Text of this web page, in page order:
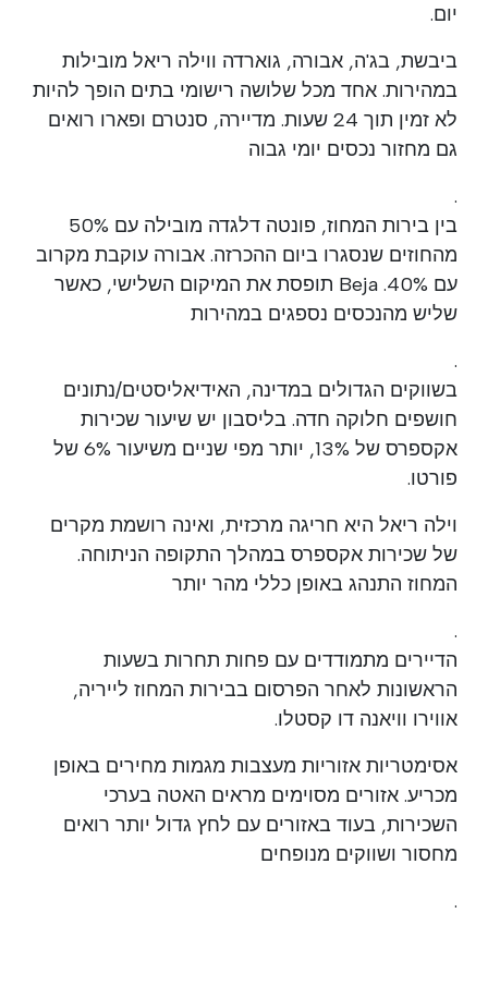
יום.
ביבשת, בג'ה, אבורה, גוארדה ווילה ריאל מובילות
במהירות. אחד מכל שלושה רישומי בתים הופך להיות
לא זמין תוך 24 שעות. מדיירה, סנטרם ופארו רואים
גם מחזור נכסים יומי גבוה
.
בין בירות המחוז, פונטה דלגדה מובילה עם 50%
מהחוזים שנסגרו ביום ההכרזה. אבורה עוקבת מקרוב
עם 40%. Beja תופסת את המיקום השלישי, כאשר
שליש מהנכסים נספגים במהירות
.
בשווקים הגדולים במדינה, האידיאליסטים/נתונים
חושפים חלוקה חדה. בליסבון יש שיעור שכירות
אקספרס של 13%, יותר מפי שניים משיעור 6% של
פורטו.
וילה ריאל היא חריגה מרכזית, ואינה רושמת מקרים
של שכירות אקספרס במהלך התקופה הניתוחה.
המחוז התנהג באופן כללי מהר יותר
.
הדיירים מתמודדים עם פחות תחרות בשעות
הראשונות לאחר הפרסום בבירות המחוז לייריה,
אווירו וויאנה דו קסטלו.
אסימטריות אזוריות מעצבות מגמות מחירים באופן
מכריע. אזורים מסוימים מראים האטה בערכי
השכירות, בעוד באזורים עם לחץ גדול יותר רואים
מחסור ושווקים מנופחים
.